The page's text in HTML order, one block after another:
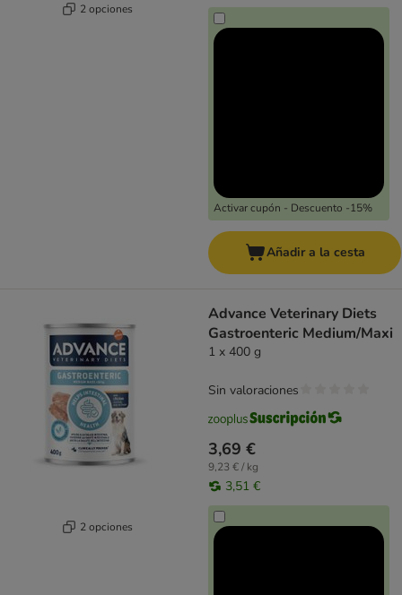
2 opciones
Activar cupón - Descuento -15%
Añadir a la cesta
2 opciones
Advance Veterinary Diets
Gastroenteric Medium/Maxi
1 x 400 g
3,69 €
9,23 € / kg
3,51 €
Sin valoraciones